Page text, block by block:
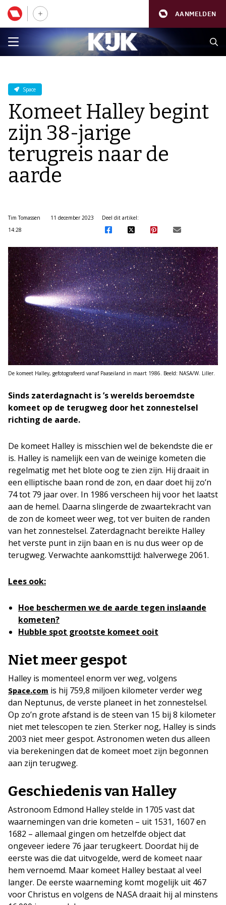
AANMELDEN
Space
Komeet Halley begint
zijn 38-jarige
terugreis naar de
aarde
Tim Tomassen
11 december 2023
14:28
Deel dit artikel:
De komeet Halley, gefotografeerd vanaf Paaseiland in maart 1986. Beeld: NASA/W. Liller.
Sinds zaterdagnacht is ’s werelds beroemdste
komeet op de terugweg door het zonnestelsel
richting de aarde.
De komeet Halley is misschien wel de bekendste die er
is. Halley is namelijk een van de weinige kometen die
regelmatig met het blote oog te zien zijn. Hij draait in
een elliptische baan rond de zon, en daar doet hij zo’n
74 tot 79 jaar over. In 1986 verscheen hij voor het laatst
aan de hemel. Daarna slingerde de zwaartekracht van
de zon de komeet weer weg, tot ver buiten de randen
van het zonnestelsel. Zaterdagnacht bereikte Halley
het verste punt in zijn baan en is nu dus weer op de
terugweg. Verwachte aankomsttijd: halverwege 2061.
Lees ook:
Hoe beschermen we de aarde tegen inslaande
kometen?
Hubble spot grootste komeet ooit
Niet meer gespot
Halley is momenteel enorm ver weg, volgens
Space.com is hij 759,8 miljoen kilometer verder weg
dan Neptunus, de verste planeet in het zonnestelsel.
Op zo’n grote afstand is de steen van 15 bij 8 kilometer
niet met telescopen te zien. Sterker nog, Halley is sinds
2003 niet meer gespot. Astronomen weten dus alleen
via berekeningen dat de komeet moet zijn begonnen
aan zijn terugweg.
Geschiedenis van Halley
Astronoom Edmond Halley stelde in 1705 vast dat
waarnemingen van drie kometen – uit 1531, 1607 en
1682 – allemaal gingen om hetzelfde object dat
ongeveer iedere 76 jaar terugkeert. Doordat hij de
eerste was die dat uitvogelde, werd de komeet naar
hem vernoemd. Maar komeet Halley bestaat al veel
langer. De eerste waarneming komt mogelijk uit 467
voor Christus en volgens de NASA draait hij al minstens